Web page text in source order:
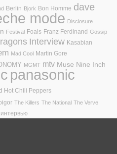
Berlin Bjork Bon Homme dave
mode Disclosure
Festival Foals Franz Ferdinand Gossip
Interview Kasabian
Mad Cool Martin Gore
MGMT mtv Muse Nine Inch
panasonic
Hot Chili Peppers
The Killers The National The Verve
интервью